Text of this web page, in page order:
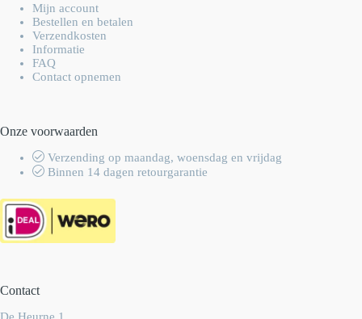
Mijn account
Bestellen en betalen
Verzendkosten
Informatie
FAQ
Contact opnemen
Onze voorwaarden
Verzending op maandag, woensdag en vrijdag
Binnen 14 dagen retourgarantie
Contact
De Heurne 1